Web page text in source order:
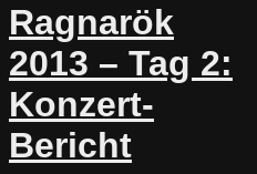
Ragnarök
2013 – Tag 2:
Konzert-
Bericht